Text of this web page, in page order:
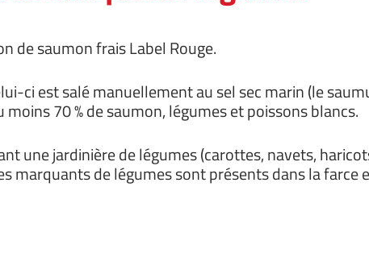
de saumon frais Label Rouge.
ci est salé manuellement au sel sec marin (le
70 % de saumon, légumes et poissons blancs.
une jardinière de légumes (carottes, navets,
marquants de légumes sont présents dans la